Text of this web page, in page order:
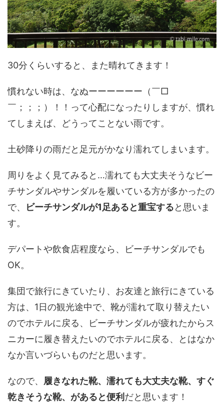
30分くらいすると、また晴れてきます！
慣れない時は、なぬーーーーーー（￣□
￣；；；）！！って心配になったりしますが、慣れ
てしまえば、どうってことない雨です。
土砂降りの雨だと足元がかなり濡れてしまいます。
周りをよく見てみると…濡れても大丈夫そうなビー
チサンダルやサンダルを履いている方が多かったの
で、
ビーチサンダルが1足あると重宝すると思いま
す。
デパートや飲食店程度なら、ビーチサンダルでも
OK。
集団で旅行にきていたり、お友達と旅行にきている
方は、1日の観光途中で、靴が濡れて取り替えたい
のでホテルに戻る、ビーチサンダルが疲れたからス
ニカーに履き替えたいのでホテルに戻る、とはなか
なか言いづらいものだと思います。
なので、 履きなれた靴、濡れても大丈夫な靴、すぐ
乾きそうな靴、があると便利 だと思います！